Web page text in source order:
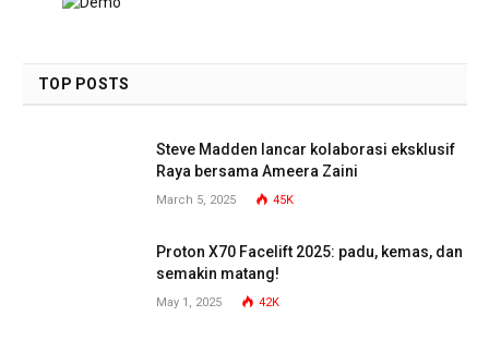
TOP POSTS
Steve Madden lancar kolaborasi eksklusif
Raya bersama Ameera Zaini
March 5, 2025 45K
Proton X70 Facelift 2025: padu, kemas, dan
semakin matang!
May 1, 2025 42K